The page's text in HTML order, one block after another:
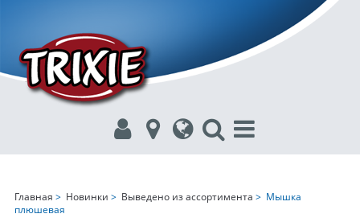
Главная > Новинки > Выведено из ассортимента > Мышка
плюшевая